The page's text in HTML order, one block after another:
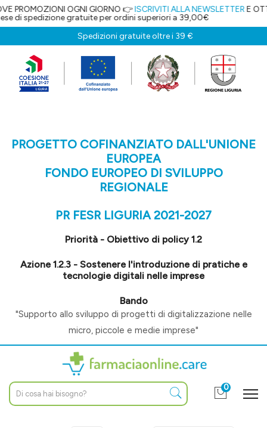
OGNI GIORNO 👉ISCRIVITI ALLA NEWSLETTERE OTTIENI IL 5% DI
gratuite per ordini superiori a 39,00€
Spedizioni gratuite oltre i 39 €
PROGETTO COFINANZIATO DALL'UNIONE
EUROPEA
FONDO EUROPEO DI SVILUPPO
REGIONALE
PR FESR LIGURIA 2021-2027
Priorità - Obiettivo di policy 1.2
Azione 1.2.3 - Sostenere l'introduzione di pratiche e
tecnologie digitali nelle imprese
Bando
"Supporto allo sviluppo di progetti di digitalizzazione nelle
micro, piccole e medie imprese"
0